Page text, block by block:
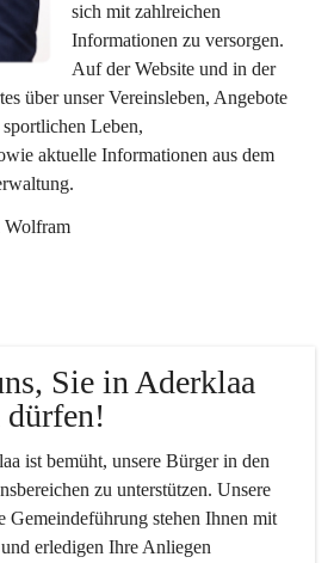
sich mit zahlreichen
Informationen zu versorgen.
Auf der Website und in der
über unser Vereinsleben, Angebote
Leben,
aktuelle Informationen aus dem
Wolfram
Sie in Aderklaa
dürfen!
ist bemüht, unsere Bürger in den
zu unterstützen. Unsere
Gemeindeführung stehen Ihnen mit
erledigen Ihre Anliegen